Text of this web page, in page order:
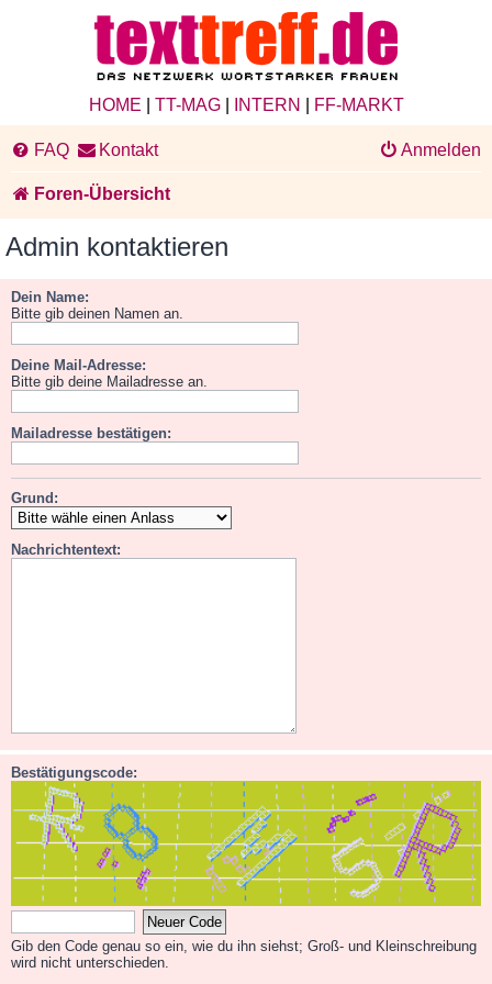
HOME TT-MAG| INTERN FF-MARKT
FAQ Kontakt Anmelden
Foren-Übersicht
Admin kontaktieren
Dein Name:
Bitte gib deinen Namen an.
Deine Mail-Adresse:
Bitte gib deine Mailadresse an.
Mailadresse bestätigen:
Grund:
Nachrichtentext:
Bestätigungscode:
Gib den Code genau so ein, wie du ihn siehst; Groß- und Kleinschreibung
wird nicht unterschieden.